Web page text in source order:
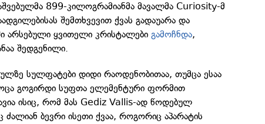
899-კილოგრამიანმა მავალმა Curiosity-მ
შემთხვევით ქვას გადაუარა და
არსებული ყვითელი კრისტალებიგამოჩნდა,
შედგენილი.
სულფატები დიდი რაოდენობითაა, თუმცა ესაა
გოგირდი სუფთა ელემენტური ფორმით
ისიც, რომ მას Gediz Vallis-ად წოდებულ
ძალიან ბევრი ისეთი ქვაა, როგორიც აპარატის